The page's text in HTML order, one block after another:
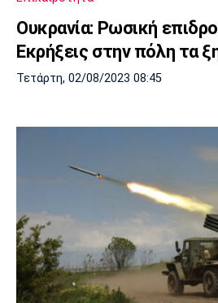
Ουκρανία: Ρωσική
Εκρήξεις στην πόλη τα
Τετάρτη, 02/08/2023 08:45